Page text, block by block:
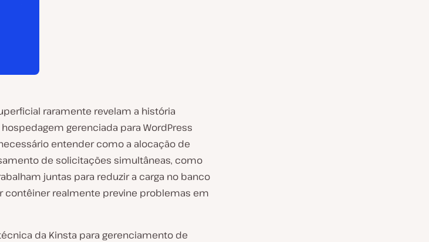
raramente revelam a história
gerenciada para WordPress
entender como a alocação de
de solicitações simultâneas, como
juntas para reduzir a carga no banco
contêiner realmente previne problemas em
da Kinsta para gerenciamento de